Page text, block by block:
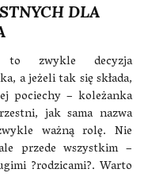
DLA
to zwykle decyzja
a jeżeli tak się składa,
pociechy – koleżanka
jak sama nazwa
ważną rolę. Nie
przede wszystkim –
?rodzicami?. Warto